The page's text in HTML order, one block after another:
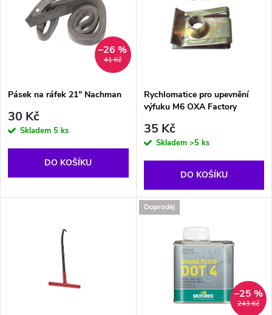
p
r
d
s
p
r
o
41 Kč
–26 %
Pásek na ráfek 21" Nachman
30 Kč
Skladem 5 ks
DO KOŠÍKU
Rychlomatice pro upevnění
výfuku M6 OXA Factory
35 Kč
Skladem >5 ks
DO KOŠÍKU
Doprodej
243 Kč
–25 %